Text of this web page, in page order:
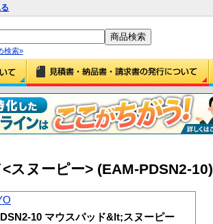
検索»
スヌーピー> (EAM-PDSN2-10)
10 マウスパッド&lt;スヌーピー